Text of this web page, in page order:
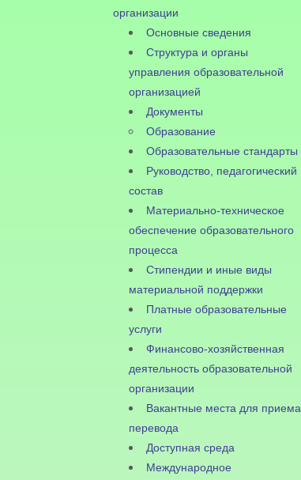
организации
Основные сведения
Структура и органы
управления образовательной
организацией
Документы
Образование
Образовательные стандарты
Руководство, педагогический
состав
Материально-техническое
обеспечение образовательного
процесса
Стипендии и иные виды
материальной поддержки
Платные образовательные
услуги
Финансово-хозяйственная
деятельность образовательной
организации
Вакантные места для приема,
перевода
Доступная среда
Международное